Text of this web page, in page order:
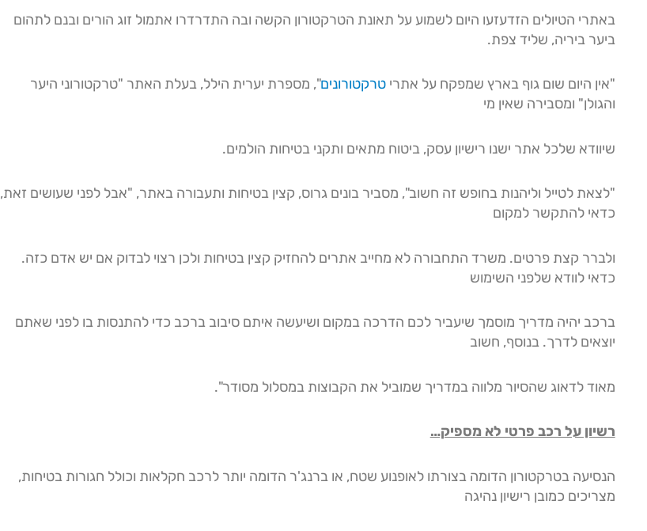
באתרי הטיולים הזדעזעו היום לשמוע על תאונת הטרקטורון הקשה ובה התדרדרו אתמול זוג הורים ובנם לתהום
ביער ביריה, שליד צפת.
"אין היום שום גוף בארץ שמפקח על אתריטרקטורונים", מספרת יערית הילל, בעלת האתר "טרקטורוני היער
והגולן" ומסבירה שאין מי
שיוודא שלכל אתר ישנו רישיון עסק, ביטוח מתאים ותקני בטיחות הולמים.
"לצאת לטייל וליהנות בחופש זה חשוב", מסביר בונים גרוס, קצין בטיחות ותעבורה באתר, "אבל לפני שעושים זאת,
כדאי להתקשר למקום
ולברר קצת פרטים. משרד התחבורה לא מחייב אתרים להחזיק קצין בטיחות ולכן רצוי לבדוק אם יש אדם כזה.
כדאי לוודא שלפני השימוש
ברכב יהיה מדריך מוסמך שיעביר לכם הדרכה במקום ושיעשה איתם סיבוב ברכב כדי להתנסות בו לפני שאתם
יוצאים לדרך. בנוסף, חשוב
מאוד לדאוג שהסיור מלווה במדריך שמוביל את הקבוצות במסלול מסודר".
רשיון על רכב פרטי לא מספיק…
הנסיעה בטרקטורון הדומה בצורתו לאופנוע שטח, או ברנג'ר הדומה יותר לרכב חקלאות וכולל חגורות בטיחות,
מצריכים כמובן רישיון נהיגה